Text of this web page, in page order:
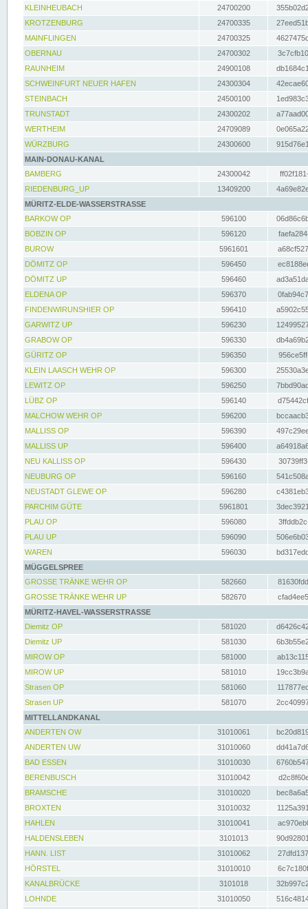
KLEINHEUBACH 24700200
KROTZENBURG
24700335
MAINFLINGEN
24700325
OBERNAU
24700302
RAUNHEIM
24900108
SCHWEINFURT NEUER HAFEN
24300304
STEINBACH
24500100
TRUNSTADT
24300202
WERTHEIM
24709089
WÜRZBURG
24300600
MAIN-DONAU-KANAL
BAMBERG
24300042
RIEDENBURG_UP
13409200
MÜRITZ-ELDE-WASSERSTRASSE
BARKOW OP
596100
BOBZIN OP
596120
BUROW
5961601
DÖMITZ OP
596450
DÖMITZ UP
596460
ELDENA OP
596370
FINDENWIRUNSHIER OP
596410
GARWITZ UP
596230
GRABOW OP
596330
GÜRITZ OP
596350
KLEIN LAASCH WEHR OP
596300
LEWITZ OP
596250
LÜBZ OP
596140
MALCHOW WEHR OP
596200
MALLISS OP
596390
MALLISS UP
596400
NEU KALLISS OP
596430
NEUBURG OP
596160
NEUSTADT GLEWE OP
596280
PARCHIM GÜTE
5961801
PLAU OP
596080
PLAU UP
596090
WAREN
596030
MÜGGELSPREE
GROSSE TRÄNKE WEHR OP
582660
GROSSE TRÄNKE WEHR UP
582670
MÜRITZ-HAVEL-WASSERSTRASSE
Diemitz OP
581020
Diemitz UP
581030
MIROW OP
581000
MIROW UP
581010
Strasen OP
581060
Strasen UP
581070
MITTELLANDKANAL
ANDERTEN OW
31010061
ANDERTEN UW
31010060
BAD ESSEN
31010030
BERENBUSCH
31010042
BRAMSCHE
31010020
BROXTEN
31010032
HAHLEN
31010041
HALDENSLEBEN
3101013
HANN. LIST
31010062
HÖRSTEL
31010010
KANALBRÜCKE
3101018
LOHNDE
31010050